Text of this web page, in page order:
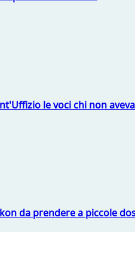
le voci chi non
da prendere a piccole